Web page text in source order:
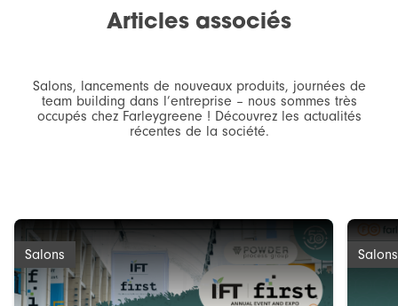
Articles associés
Salons, lancements de nouveaux produits, journées de
team building dans l’entreprise – nous sommes très
occupés chez Farleygreene ! Découvrez les actualités
récentes de la société.
Salons Salons